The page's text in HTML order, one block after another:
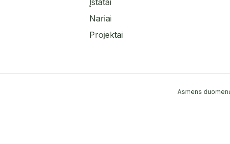
Nariai
Projektai
Asmens